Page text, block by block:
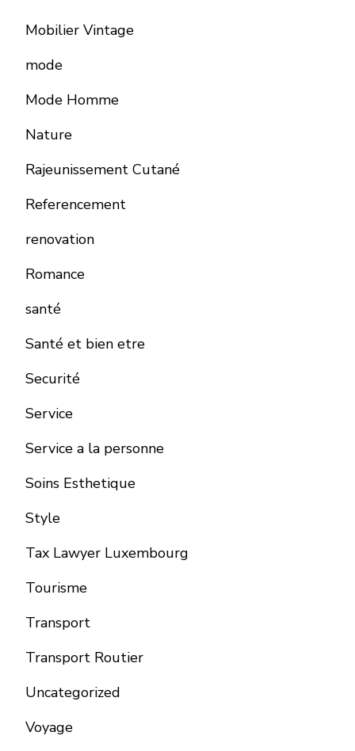
Mobilier Vintage
mode
Mode Homme
Nature
Rajeunissement Cutané
Referencement
renovation
Romance
santé
Santé et bien etre
Securité
Service
Service a la personne
Soins Esthetique
Style
Tax Lawyer Luxembourg
Tourisme
Transport
Transport Routier
Uncategorized
Voyage